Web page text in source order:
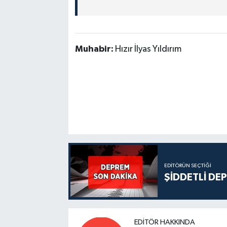
Muhabir: Hızır İlyas Yıldırım
EDITÖRÜN SEÇTIĞI
ŞİDDETLİ
EDITÖR HAKKINDA